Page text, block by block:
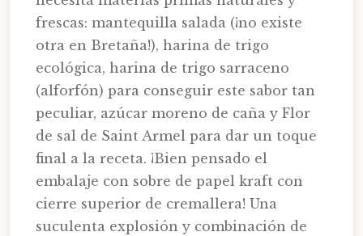
frescas: mantequilla salada (¡no existe
otra en Bretaña!), harina de trigo
ecológica, harina de trigo sarraceno
(alforfón) para conseguir este sabor tan
peculiar, azúcar moreno de caña y Flor
de sal de Saint Armel para dar un toque
final a la receta. ¡Bien pensado el
embalaje con sobre de papel kraft con
cierre superior de cremallera! Una
suculenta explosión y combinación de